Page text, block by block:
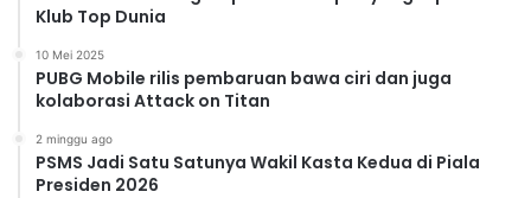
Klub Top Dunia
10 Mei 2025
PUBG Mobile rilis pembaruan bawa ciri dan juga
kolaborasi Attack on Titan
2 minggu ago
PSMS Jadi Satu Satunya Wakil Kasta Kedua di Piala
Presiden 2026